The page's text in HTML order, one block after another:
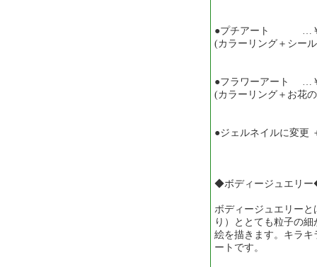
●プチアート …￥
(カラーリング＋シー
●フラワーアート …
(カラーリング＋お花
●ジェルネイルに変更
◆ボディージュエリ
ボディージュエリー
り）ととても粒子の
絵を描きます。キラ
ートです。